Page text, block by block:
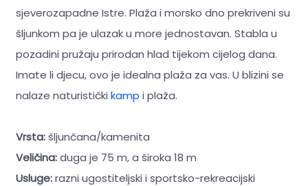
sjeverozapadne Istre. Plaža i morsko dno prekriveni su
šljunkom pa je ulazak u more jednostavan. Stabla u
pozadini pružaju prirodan hlad tijekom cijelog dana.
Imate li djecu, ovo je idealna plaža za vas. U blizini se
nalaze naturistički kamp i plaža.
Vrsta:šljunčana/kamenita
Veličina:duga je 75 m, a široka 18 m
Usluge:razni ugostiteljski i sportsko-rekreacijski